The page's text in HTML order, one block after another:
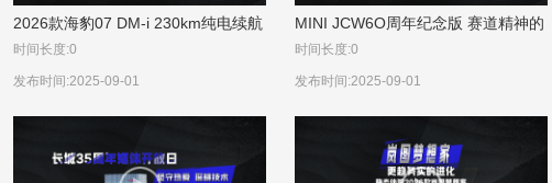
2026款海豹07 DM-i 230km纯电续航
时间长度:0
发布时间:2025-09-01
MINI JCW6O周年纪念版 赛道精神的
时间长度:0
发布时间:2025-09-01